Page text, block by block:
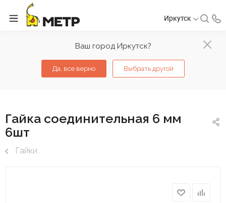
Ваш город Иркутск?
Да, все верно Выбрать другой
Иркутск
Гайка соединительная 6 мм
6шт
Гайки